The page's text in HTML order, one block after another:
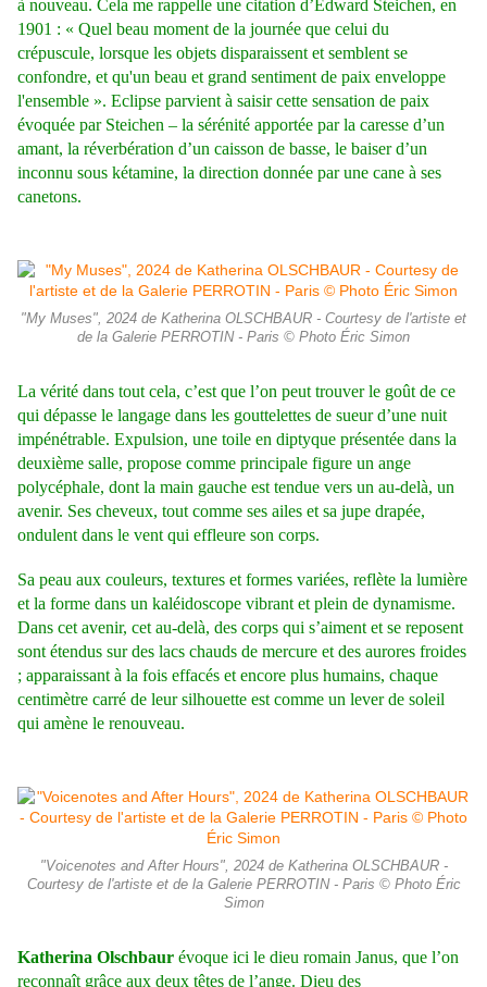
à nouveau. Cela me rappelle une citation d’Edward Steichen, en
1901 : « Quel beau moment de la journée que celui du
crépuscule, lorsque les objets disparaissent et semblent se
confondre, et qu'un beau et grand sentiment de paix enveloppe
l'ensemble ». Eclipse parvient à saisir cette sensation de paix
évoquée par Steichen – la sérénité apportée par la caresse d’un
amant, la réverbération d’un caisson de basse, le baiser d’un
inconnu sous kétamine, la direction donnée par une cane à ses
canetons.
"My Muses", 2024 de Katherina OLSCHBAUR - Courtesy de l'artiste et
de la Galerie PERROTIN - Paris © Photo Éric Simon
La vérité dans tout cela, c’est que l’on peut trouver le goût de ce
qui dépasse le langage dans les gouttelettes de sueur d’une nuit
impénétrable. Expulsion, une toile en diptyque présentée dans la
deuxième salle, propose comme principale figure un ange
polycéphale, dont la main gauche est tendue vers un au-delà, un
avenir. Ses cheveux, tout comme ses ailes et sa jupe drapée,
ondulent dans le vent qui effleure son corps.
Sa peau aux couleurs, textures et formes variées, reflète la lumière
et la forme dans un kaléidoscope vibrant et plein de dynamisme.
Dans cet avenir, cet au-delà, des corps qui s’aiment et se reposent
sont étendus sur des lacs chauds de mercure et des aurores froides
; apparaissant à la fois effacés et encore plus humains, chaque
centimètre carré de leur silhouette est comme un lever de soleil
qui amène le renouveau.
"Voicenotes and After Hours", 2024 de Katherina OLSCHBAUR -
Courtesy de l'artiste et de la Galerie PERROTIN - Paris © Photo Éric
Simon
Katherina Olschbaur évoque ici le dieu romain Janus, que l’on
reconnaît grâce aux deux têtes de l’ange. Dieu des